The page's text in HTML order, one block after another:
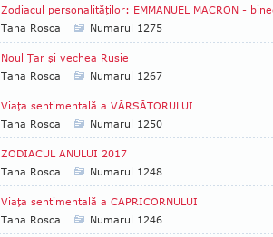
Zodiacul personalităţilor: EMMANUEL MACRON -
Tana Rosca
Numarul 1275
Noul Ţar şi vechea Rusie
Tana Rosca
Numarul 1267
Viaţa sentimentală a VĂRSĂTORULUI
Tana Rosca
Numarul 1250
ZODIACUL ANULUI 2017
Tana Rosca
Numarul 1248
Viaţa sentimentală a CAPRICORNULUI
Tana Rosca
Numarul 1246